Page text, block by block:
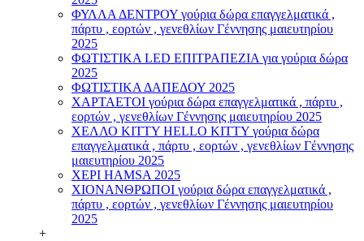
ΦΥΛΛΑ ΔΕΝΤΡΟΥ γούρια δώρα επαγγελματικά ,
πάρτυ , εορτών , γενεθλίων Γέννησης μαιευτηρίου
2025
ΦΩΤΙΣΤΙΚΑ LED ΕΠΙΤΡΑΠΕΖΙΑ για γούρια δώρα
2025
ΦΩΤΙΣΤΙΚΑ ΔΑΠΕΔΟΥ 2025
ΧΑΡΤΑΕΤΟI γούρια δώρα επαγγελματικά , πάρτυ ,
εορτών , γενεθλίων Γέννησης μαιευτηρίου 2025
ΧΕΛΛΟ ΚΙΤΤΥ HELLO KITTY γούρια δώρα
επαγγελματικά , πάρτυ , εορτών , γενεθλίων Γέννησης
μαιευτηρίου 2025
ΧΕΡΙ HAMSA 2025
ΧΙΟΝΑΝΘΡΩΠΟΙ γούρια δώρα επαγγελματικά ,
πάρτυ , εορτών , γενεθλίων Γέννησης μαιευτηρίου
2025
+